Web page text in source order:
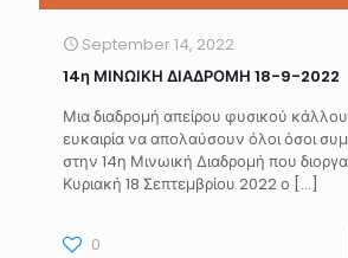
September 14, 2022
14η ΜΙΝΩΙΚΗ ΔΙΑΔΡΟΜΗ 18-9-2022
Μια διαδρομή απείρου φυσικού
ευκαιρία να απολαύσουν όλοι όσοι
στην 14η Μινωική Διαδρομή που
Κυριακή 18 Σεπτεμβρίου 2022 ο […]
0